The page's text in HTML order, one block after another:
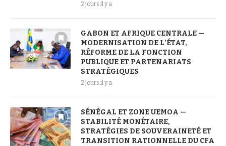
2 jours il y a
GABON ET AFRIQUE CENTRALE —
MODERNISATION DE L’ÉTAT,
RÉFORME DE LA FONCTION
PUBLIQUE ET PARTENARIATS
STRATÉGIQUES
2 jours il y a
SÉNÉGAL ET ZONE UEMOA —
STABILITÉ MONÉTAIRE,
STRATÉGIES DE SOUVERAINETÉ ET
TRANSITION RATIONNELLE DU CFA